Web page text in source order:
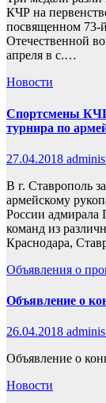
КЧР на
посвященном 73-
Отечественной
апреля в с.…
Новости
Спортсмены КЧР
турнира по
27.04.2018
В г. Ставрополь
армейскому
России адмирала
команд из
Краснодара,
Объявления о
Объявление о
26.04.2018
Объявление о
Новости